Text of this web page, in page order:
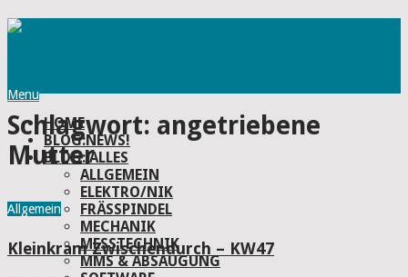
Menu
HOME
BLOG:NEWS!
BLOG: ALLES
ALLGEMEIN
ELEKTRO/NIK
FRÄSSPINDEL
MECHANIK
MESSTECHNIK
MMS & ABSAUGUNG
Schlagwort: angetriebene
Mutter
Allgemein
Kleinkram Zwischendurch – KW47